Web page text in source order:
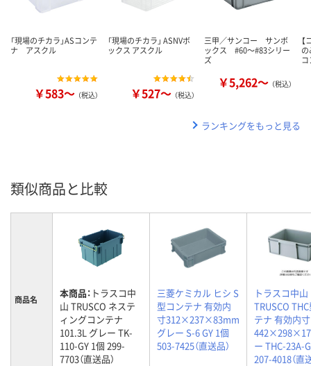
「現場のチカラ」ASコンテ
ナ アスクル
￥583～ （税込）
「現場のチカラ」 ASNVボ
ックス アスクル
￥527～ （税込）
三甲／サンコー サンボ
ックス #60～#83シリー
ズ
￥5,262～ （税込）
の
ランキングをもっと見る
類似商品と比較
商品名 本商品： トラスコ中
山 TRUSCO ネステ
ィングコンテナ
101.3L グレー TK-
110-GY 1個 299-
7703（直送品）
三菱ケミカル ヒシ S
型コンテナ 有効内
寸312×237×83mm
グレー S-6 GY 1個
503-7425（直送品）
トラスコ中山
TRUSCO
テナ 有効内寸
ー THC-23A-
207-4018（直